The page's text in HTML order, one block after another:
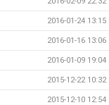
2016-01-24 13:15
2016-01-16 13:06
2016-01-09 19:04
2015-12-22 10:32
2015-12-10 12:54